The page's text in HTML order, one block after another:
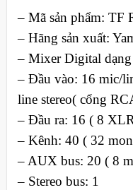
– Mã sản phẩm: TF
– Hãng sản xuất:
– Mixer Digital
– Đầu vào: 16 mic/
line stereo( cổng
– Đầu ra: 16 ( 8
– Kênh: 40 ( 32
– AUX bus: 20 ( 8
– Stereo bus: 1